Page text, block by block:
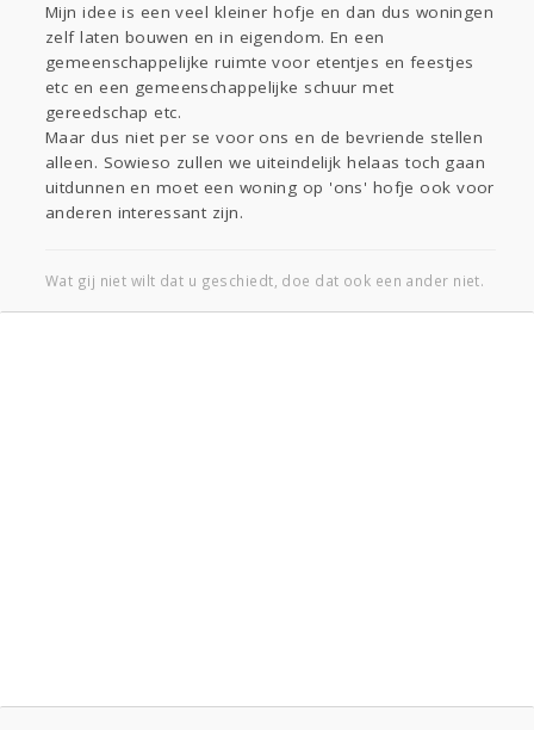
Mijn idee is een veel kleiner hofje en dan dus woningen
zelf laten bouwen en in eigendom. En een
gemeenschappelijke ruimte voor etentjes en feestjes
etc en een gemeenschappelijke schuur met
gereedschap etc.
Maar dus niet per se voor ons en de bevriende stellen
alleen. Sowieso zullen we uiteindelijk helaas toch gaan
uitdunnen en moet een woning op 'ons' hofje ook voor
anderen interessant zijn.
Wat gij niet wilt dat u geschiedt, doe dat ook een ander niet.